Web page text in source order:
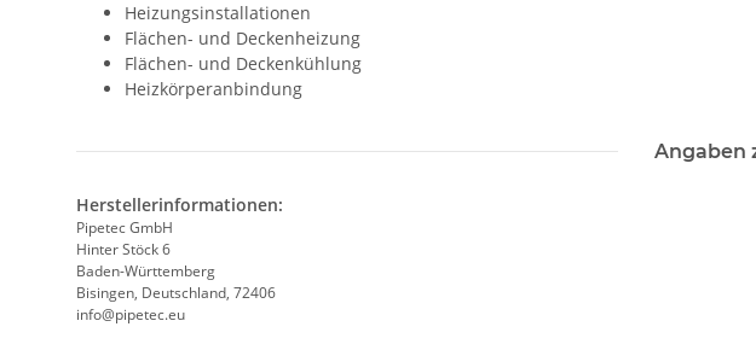
Heizungsinstallationen
Flächen- und Deckenheizung
Flächen- und Deckenkühlung
Heizkörperanbindung
Angaben
Herstellerinformationen:
Pipetec GmbH
Hinter Stöck 6
Baden-Württemberg
Bisingen, Deutschland, 72406
info@pipetec.eu